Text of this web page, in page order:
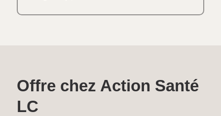
Offre chez Action Santé
LC